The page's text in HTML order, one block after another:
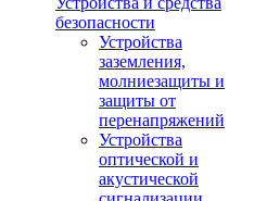
безопасности
Устройства
заземления,
молниезащиты и
защиты от
перенапряжений
Устройства
оптической и
акустической